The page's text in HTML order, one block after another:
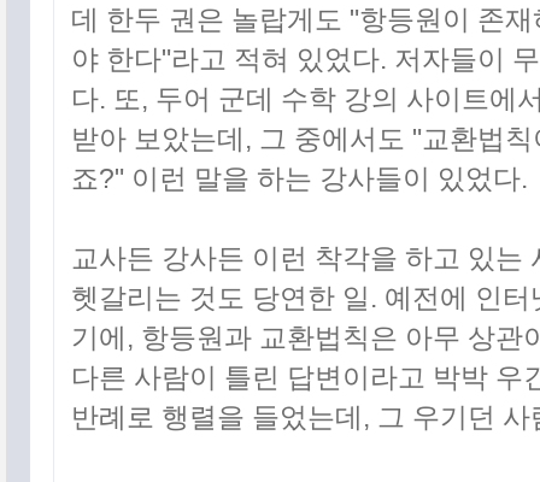
데 한두 권은 놀랍게도 "항등원이 존
야 한다"라고 적혀 있었다. 저자들이
다. 또, 두어 군데 수학 강의 사이트에
받아 보았는데, 그 중에서도 "교환법
죠?" 이런 말을 하는 강사들이 있었다.
교사든 강사든 이런 착각을 하고 있는
헷갈리는 것도 당연한 일. 예전에 인
기에, 항등원과 교환법칙은 아무 상관
다른 사람이 틀린 답변이라고 박박 우
반례로 행렬을 들었는데, 그 우기던